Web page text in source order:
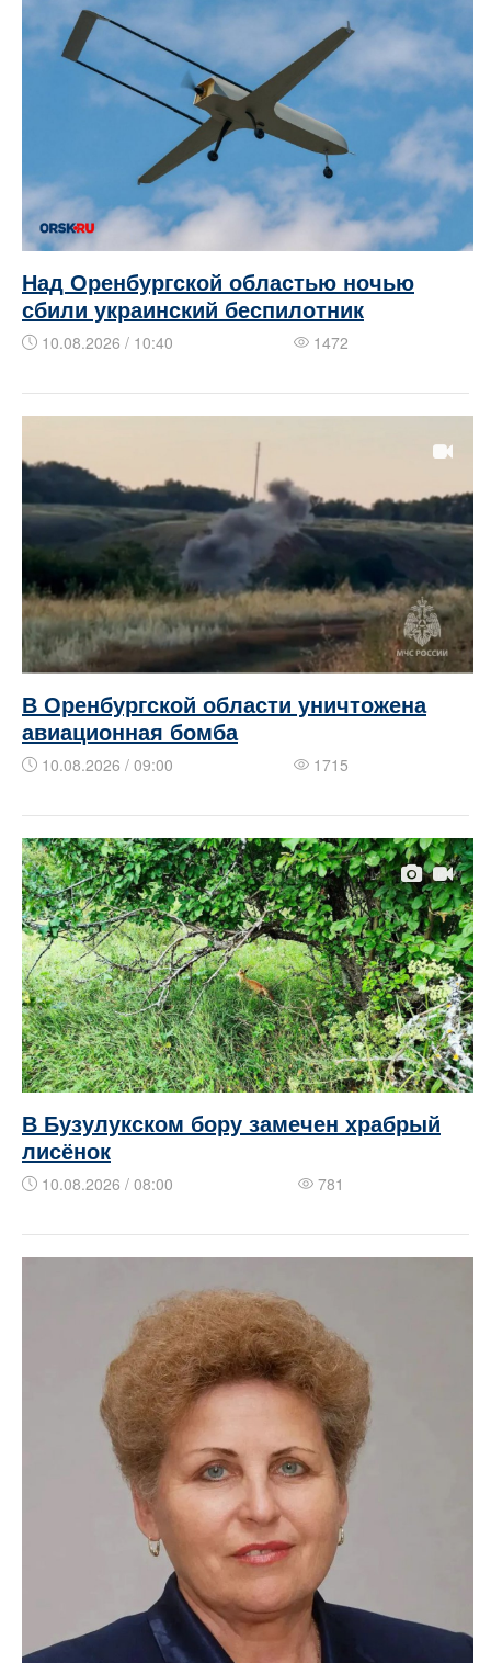
Над Оренбургской областью ночью
сбили украинский беспилотник
10.08.2026 / 10:40 1472
В Оренбургской области уничтожена
авиационная бомба
10.08.2026 / 09:00 1715
В Бузулукском бору замечен храбрый
лисёнок
10.08.2026 / 08:00 781